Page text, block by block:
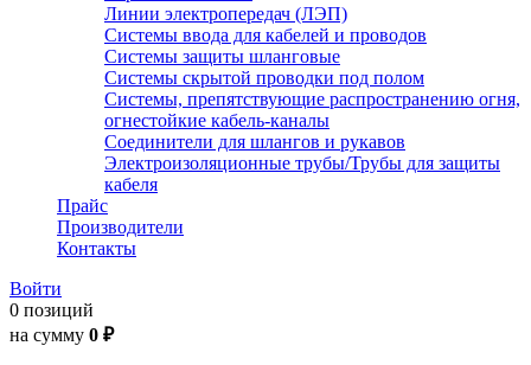
Линии электропередач (ЛЭП)
Системы ввода для кабелей и проводов
Системы защиты шланговые
Системы скрытой проводки под полом
Системы, препятствующие распространению огня,
огнестойкие кабель-каналы
Соединители для шлангов и рукавов
Электроизоляционные трубы/Трубы для защиты
кабеля
Прайс
Производители
Контакты
Войти
0 позиций
на сумму 0 ₽